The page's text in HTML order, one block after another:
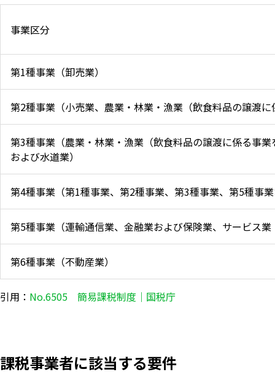
事業区分
第1種事業（卸売業）
第2種事業（小売業、農業・林業・漁業（飲食料品の譲渡
第3種事業（農業・林業・漁業（飲食料品の譲渡に係る事
および水道業）
第4種事業（第1種事業、第2種事業、第3種事業、第5種事
第5種事業（運輸通信業、金融業および保険業、サービス
第6種事業（不動産業）
引用： No.6505 簡易課税制度｜国税庁
課税事業者に該当する要件